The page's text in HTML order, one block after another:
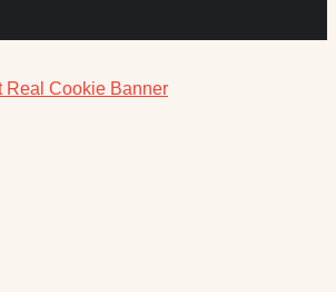
Real Cookie Banner